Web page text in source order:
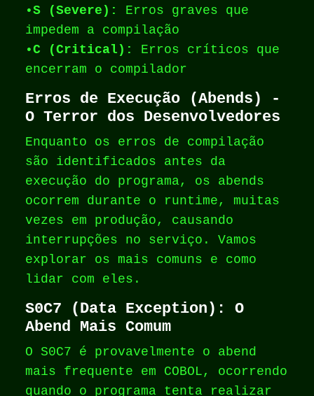
•S (Severe):
Erros graves que
impedem a compilação
•C (Critical):
Erros críticos que
encerram o compilador
Erros de Execução (Abends) -
O Terror dos Desenvolvedores
Enquanto os erros de compilação
são identificados antes da
execução do programa, os abends
ocorrem durante o runtime, muitas
vezes em produção, causando
interrupções no serviço. Vamos
explorar os mais comuns e como
lidar com eles.
S0C7 (Data Exception): O
Abend Mais Comum
O S0C7 é provavelmente o abend
mais frequente em COBOL, ocorrendo
quando o programa tenta realizar